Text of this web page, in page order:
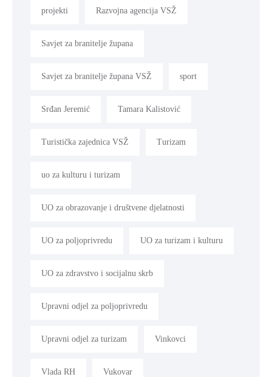
projekti Razvojna agencija VSŽ
Savjet za branitelje župana
Savjet za branitelje župana VSŽ sport
Srđan Jeremić Tamara Kalistović
Turistička zajednica VSŽ Turizam
uo za kulturu i turizam
UO za obrazovanje i društvene djelatnosti
UO za poljoprivredu UO za turizam i kulturu
UO za zdravstvo i socijalnu skrb
Upravni odjel za poljoprivredu
Upravni odjel za turizam Vinkovci
Vlada RH Vukovar